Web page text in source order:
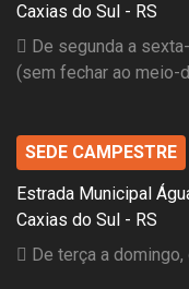
Caxias do Sul - RS
De segunda a
(sem fechar ao meio-
SEDE CAMPESTRE
Estrada Municipal
Caxias do Sul - RS
De terça a